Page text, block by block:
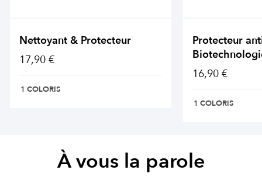
Nettoyant & Protecteur
17,90 €
1 COLORIS
Protecteur
16,90 €
1 COLORIS
À vous la parole